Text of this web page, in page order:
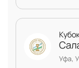
Уфа,